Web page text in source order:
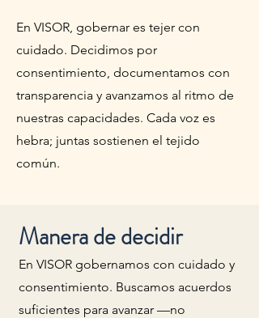
En VISOR, gobernar es tejer con
cuidado. Decidimos por
consentimiento, documentamos con
transparencia y avanzamos al ritmo de
nuestras capacidades. Cada voz es
hebra; juntas sostienen el tejido
común.
Manera de decidir
En VISOR gobernamos con cuidado y
consentimiento. Buscamos acuerdos
suficientes para avanzar —no